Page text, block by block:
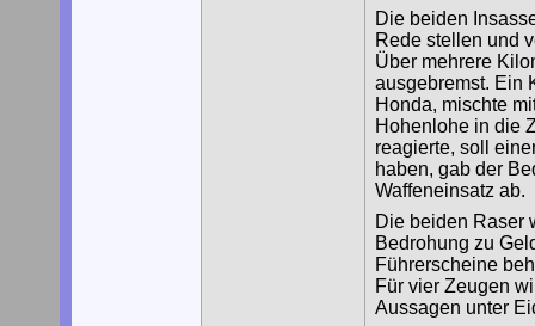
Die beiden
Rede stellen und
Über mehrere
ausgebremst. Ein
Honda, mischte
Hohenlohe in die
reagierte, soll
haben, gab der
Waffeneinsatz ab.
Die beiden Raser
Bedrohung zu
Führerscheine
Für vier Zeugen
Aussagen unter